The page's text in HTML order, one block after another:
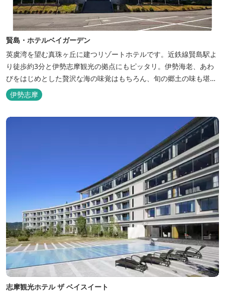
賢島・ホテルベイガーデン
英虞湾を望む真珠ヶ丘に建つリゾートホテルです。近鉄線賢島駅よ
り徒歩約3分と伊勢志摩観光の拠点にもピッタリ。伊勢海老、あわ
びをはじめとした贅沢な海の味覚はもちろん、旬の郷土の味も堪能
できます。
伊勢志摩
志摩観光ホテル ザ ベイスイート